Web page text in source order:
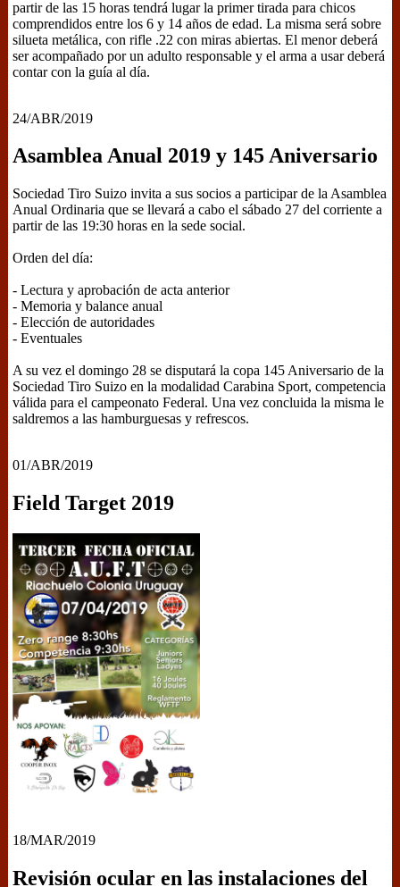
partir de las 15 horas tendrá lugar la primer tirada para chicos
comprendidos entre los 6 y 14 años de edad. La misma será sobre
silueta metálica, con rifle .22 con miras abiertas. El menor deberá
ser acompañado por un adulto responsable y el arma a usar deberá
contar con la guía al día.
24/ABR/2019
Asamblea Anual 2019 y 145 Aniversario
Sociedad Tiro Suizo invita a sus socios a participar de la Asamblea
Anual Ordinaria que se llevará a cabo el sábado 27 del corriente a
partir de las 19:30 horas en la sede social.
Orden del día:
- Lectura y aprobación de acta anterior
- Memoria y balance anual
- Elección de autoridades
- Eventuales
A su vez el domingo 28 se disputará la copa 145 Aniversario de la
Sociedad Tiro Suizo en la modalidad Carabina Sport, competencia
válida para el campeonato Federal. Una vez concluida la misma le
saldremos a las hamburguesas y refrescos.
01/ABR/2019
Field Target 2019
18/MAR/2019
Revisión ocular en las instalaciones del